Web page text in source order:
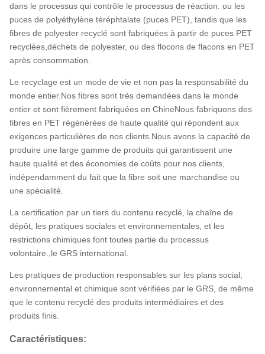
dans le processus qui contrôle le processus de réaction. ou les
puces de polyéthylène téréphtalate (puces PET), tandis que les
fibres de polyester recyclé sont fabriquées à partir de puces PET
recyclées,déchets de polyester, ou des flocons de flacons en PET
après consommation.
Le recyclage est un mode de vie et non pas la responsabilité du
monde entier.Nos fibres sont très demandées dans le monde
entier et sont fièrement fabriquées en ChineNous fabriquons des
fibres en PET régénérées de haute qualité qui répondent aux
exigences particulières de nos clients.Nous avons la capacité de
produire une large gamme de produits qui garantissent une
haute qualité et des économies de coûts pour nos clients,
indépendamment du fait que la fibre soit une marchandise ou
une spécialité.
La certification par un tiers du contenu recyclé, la chaîne de
dépôt, les pratiques sociales et environnementales, et les
restrictions chimiques font toutes partie du processus
volontaire.,le GRS international.
Les pratiques de production responsables sur les plans social,
environnemental et chimique sont vérifiées par le GRS, de même
que le contenu recyclé des produits intermédiaires et des
produits finis.
Caractéristiques: